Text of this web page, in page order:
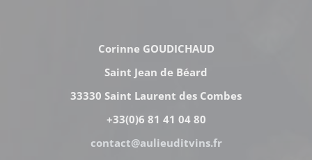
Corinne GOUDICHAUD
Saint Jean de Béard
33330 Saint Laurent des Combes
+33(0)6 81 41 04 80
contact@aulieuditvins.fr